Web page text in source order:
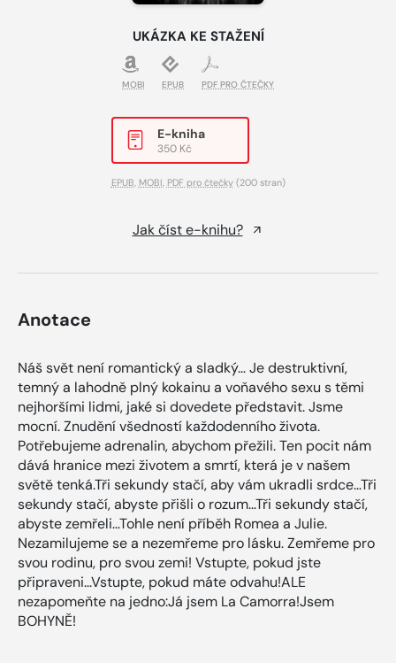
UKÁZKA KE STAŽENÍ
MOBI EPUB PDF PRO ČTEČKY
E-kniha
350 Kč
EPUB MOBI PDF pro čtečky(200 stran)
Jak číst e-knihu?
Anotace
Náš svět není romantický a sladký… Je destruktivní,
temný a lahodně plný kokainu a voňavého sexu s těmi
nejhoršími lidmi, jaké si dovedete představit. Jsme
mocní. Znudění všedností každodenního života.
Potřebujeme adrenalin, abychom přežili. Ten pocit nám
dává hranice mezi životem a smrtí, která je v našem
světě tenká.Tři sekundy stačí, aby vám ukradli srdce…Tři
sekundy stačí, abyste přišli o rozum…Tři sekundy stačí,
abyste zemřeli…Tohle není příběh Romea a Julie.
Nezamilujeme se a nezemřeme pro lásku. Zemřeme pro
svou rodinu, pro svou zemi! Vstupte, pokud jste
připraveni...Vstupte, pokud máte odvahu!ALE
nezapomeňte na jedno:Já jsem La Camorra!Jsem
BOHYNĚ!